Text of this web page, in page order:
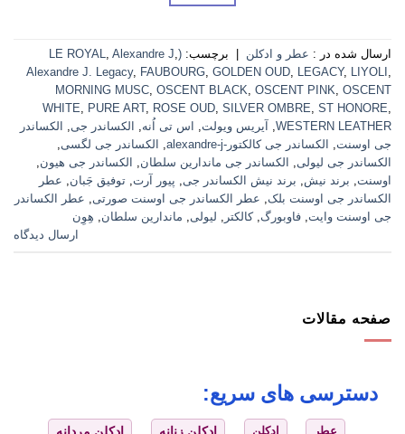
ارسال شده در : عطر و ادکلن برچسب: (LE ROYAL
, Alexandre J,
Alexandre J. Legacy, FAUBOURG, GOLDEN OUD, LEGACY, LIYOLI ,
MORNING MUSC, OSCENT BLACK, OSCENT PINK, OSCENT
WHITE, PURE ART, ROSE OUD, SILVER OMBRE, ST HONORE,
WESTERN LEATHER
, آیریس ویولت, اس تی اُنه, الکساندر جی,
الکساندر
جی اوسنت, الکساندر جی کالکتور-alexandre-j , الکساندر جی لگسی,
الکساندر جی لیولی, الکساندر جی ماندارین سلطان, الکساندر جی هیون,
اوسنت, برند نیش, برند نیش الکساندر جی, پیور آرت, توفیق جَبان, عطر
الکساندر جی اوسنت بلک, عطر الکساندر جی اوسنت صورتی, عطر الکساندر
جی اوسنت وایت, فاوبورگ,کالکتر , لیولی, ماندارین سلطان, هِوِن
ارسال دیدگاه
صفحه مقالات
دسترسی های سریع:
عطر ادکلن